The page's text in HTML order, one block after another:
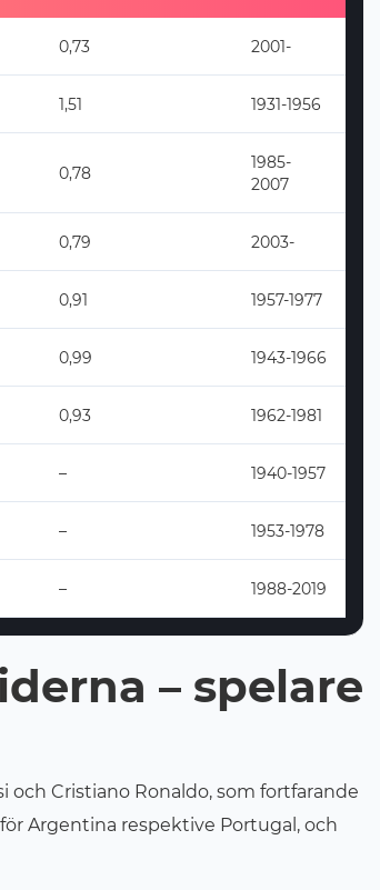
0,73 2001-
1,51 1931-1956
0,78
1985-
2007
0,79 2003-
0,91 1957-1977
0,99 1943-1966
0,93 1962-1981
– 1940-1957
– 1953-1978
– 1988-2019
– spelare
och Cristiano Ronaldo, som fortfarande
Argentina respektive Portugal, och